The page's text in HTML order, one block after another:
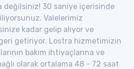
değilsiniz! 30 saniye içerisinde
Valelerimiz
kadar gelip alıyor ve
getiriyor. Lostra hizmetimizin
bakım ihtiyaçlarına ve
olarak ortalama 48 - 72 saat